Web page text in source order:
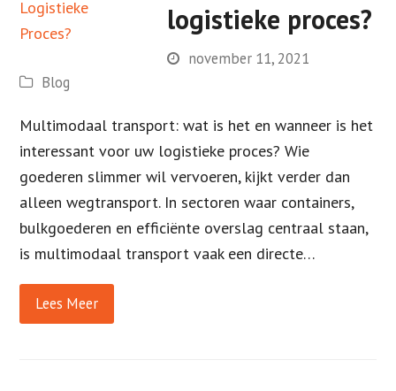
logistieke proces?
november 11, 2021
Blog
Multimodaal transport: wat is het en wanneer is het
interessant voor uw logistieke proces? Wie
goederen slimmer wil vervoeren, kijkt verder dan
alleen wegtransport. In sectoren waar containers,
bulkgoederen en efficiënte overslag centraal staan,
is multimodaal transport vaak een directe…
Lees Meer